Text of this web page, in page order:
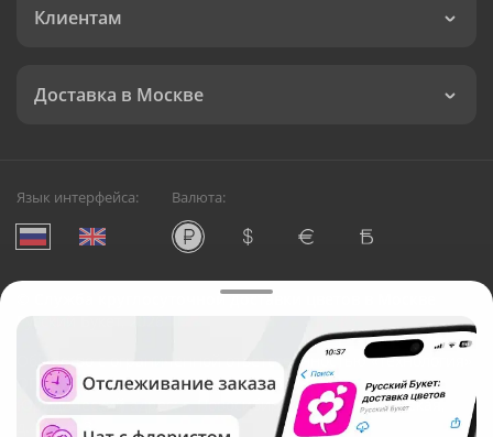
Клиентам
Доставка в Москве
Язык интерфейса: Валюта:
Служба круглосуточной доставки цветов в Москве
Русский Букет, 2026
Общество с ограниченной ответственностью «Технология»
ОГРН: 1195476081745, ИНН: 5410081997
Юридический адрес: г. Новосибирск, ул. Ипподромская,
д.42, оф. 3